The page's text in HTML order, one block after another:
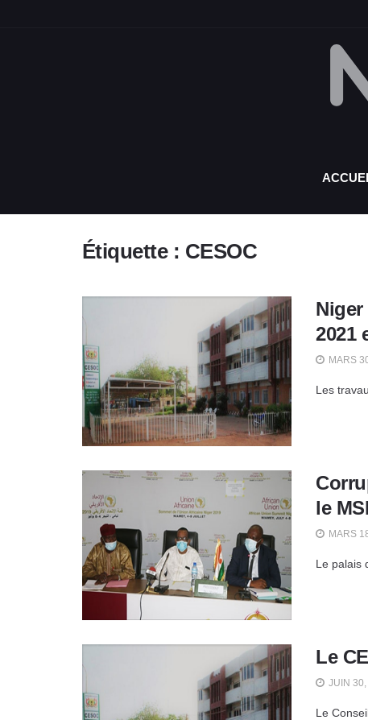
Étiquette : CESOC
Niger
2021
MARS
Les
le
MARS
Le palais
Le
JUIN
Le